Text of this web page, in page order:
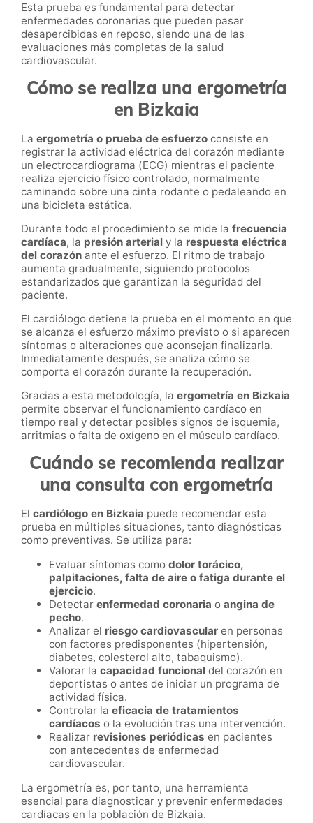
Esta prueba es fundamental para detectar
enfermedades coronarias que pueden pasar
desapercibidas en reposo, siendo una de las
evaluaciones más completas de la salud
cardiovascular.
Cómo se realiza una ergometría
en Bizkaia
La ergometría o prueba de esfuerzo consiste en
registrar la actividad eléctrica del corazón mediante
un electrocardiograma (ECG) mientras el paciente
realiza ejercicio físico controlado, normalmente
caminando sobre una cinta rodante o pedaleando en
una bicicleta estática.
Durante todo el procedimiento se mide la frecuencia
cardíaca, la presión arterial y la respuesta eléctrica
del corazón ante el esfuerzo. El ritmo de trabajo
aumenta gradualmente, siguiendo protocolos
estandarizados que garantizan la seguridad del
paciente.
El cardiólogo detiene la prueba en el momento en que
se alcanza el esfuerzo máximo previsto o si aparecen
síntomas o alteraciones que aconsejan finalizarla.
Inmediatamente después, se analiza cómo se
comporta el corazón durante la recuperación.
Gracias a esta metodología, la ergometría en Bizkaia
permite observar el funcionamiento cardíaco en
tiempo real y detectar posibles signos de isquemia,
arritmias o falta de oxígeno en el músculo cardíaco.
Cuándo se recomienda realizar
una consulta con ergometría
El cardiólogo en Bizkaia puede recomendar esta
prueba en múltiples situaciones, tanto diagnósticas
como preventivas. Se utiliza para:
Evaluar síntomas como dolor torácico,
palpitaciones, falta de aire o fatiga durante el
ejercicio.
Detectar enfermedad coronaria o angina de
pecho.
Analizar el riesgo cardiovascular en personas
con factores predisponentes (hipertensión,
diabetes, colesterol alto, tabaquismo).
Valorar la capacidad funcional del corazón en
deportistas o antes de iniciar un programa de
actividad física.
Controlar la eficacia de tratamientos
cardíacos o la evolución tras una intervención.
Realizar revisiones periódicas en pacientes
con antecedentes de enfermedad
cardiovascular.
La ergometría es, por tanto, una herramienta
esencial para diagnosticar y prevenir enfermedades
cardíacas en la población de Bizkaia.